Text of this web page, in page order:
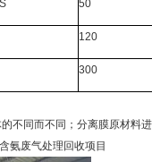
50
120
300
不同而不同；分离膜原材料
氨废气处理回收项目